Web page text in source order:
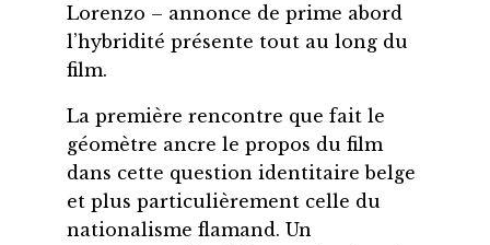
Lorenzo – annonce de prime abord
l’hybridité présente tout au long du
film.
La première rencontre que fait le
géomètre ancre le propos du film
dans cette question identitaire belge
et plus particulièrement celle du
nationalisme flamand. Un